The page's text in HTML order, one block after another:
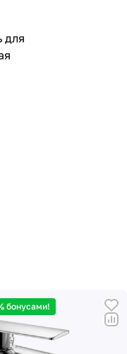
для
бонусами!